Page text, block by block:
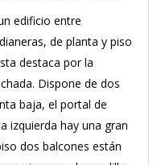
edificio entre
de planta y piso
destaca por la
Dispone de dos
baja, el portal de
izquierda hay una gran
dos balcones están